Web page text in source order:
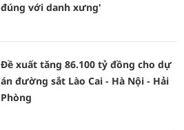
đúng với danh xưng'
Đề xuất tăng 86.100 tỷ đồng cho dự
án đường sắt Lào Cai - Hà Nội - Hải
Phòng